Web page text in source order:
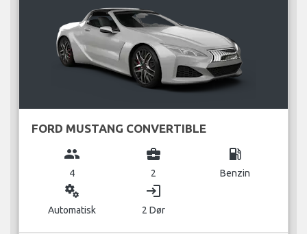
FORD MUSTANG CONVERTIBLE
group
4
business_center
2
local_gas_station
Benzin
miscellaneous_services
Automatisk
login
2 Dør